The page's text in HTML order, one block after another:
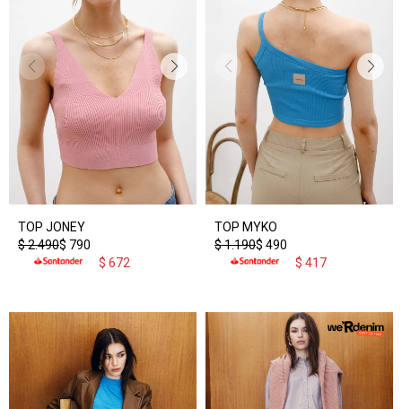
TOP JONEY
$ 790
$2.490
$ 672
TOP MYKO
$ 490
$1.190
$ 417